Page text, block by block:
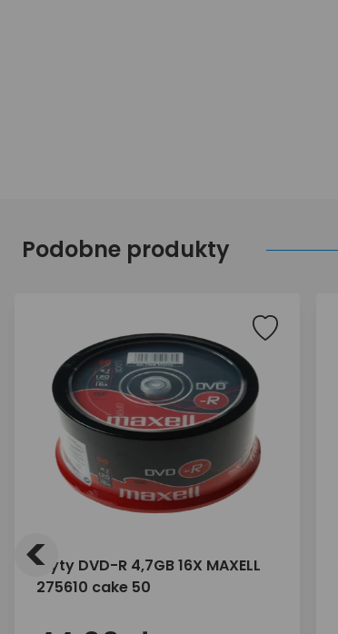
Podobne produkty
Płyty DVD-R 4,7GB 16X MAXELL
275610 cake 50
<